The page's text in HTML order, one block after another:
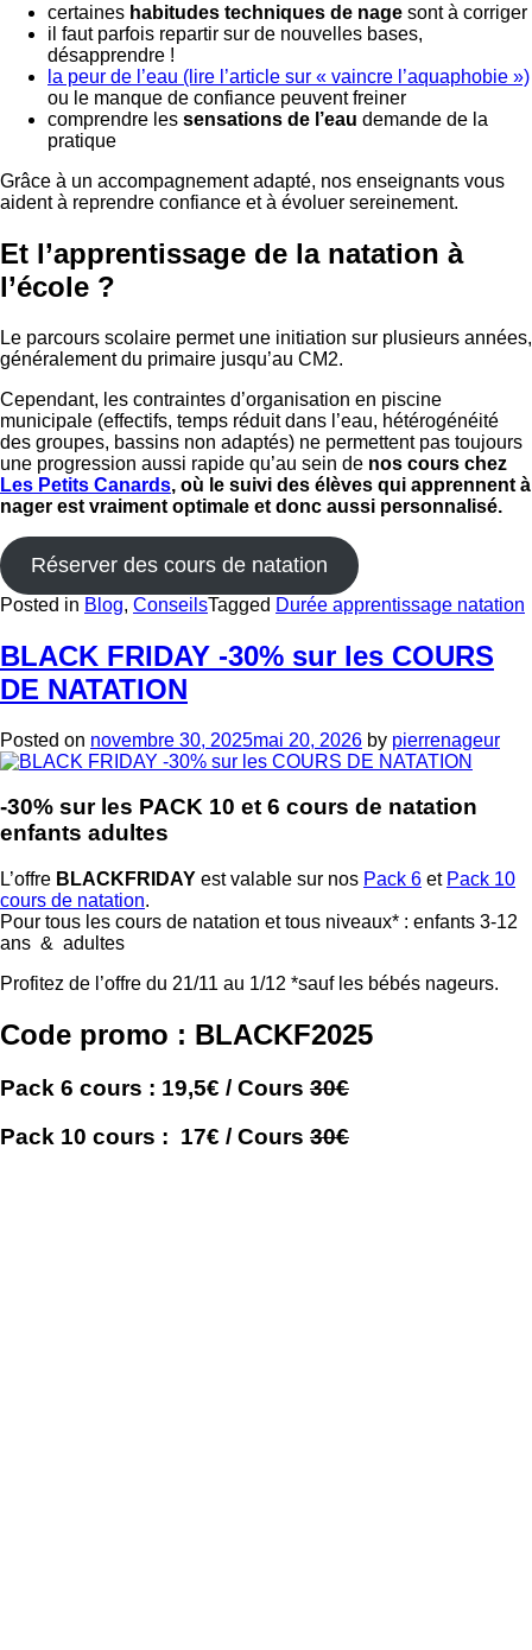
certaines habitudes techniques de nage sont à corriger
il faut parfois repartir sur de nouvelles bases,
désapprendre !
la peur de l’eau (lire l’article sur « vaincre l’aquaphobie »)
ou le manque de confiance peuvent freiner
comprendre les sensations de l’eau demande de la
pratique
Grâce à un accompagnement adapté, nos enseignants vous
aident à reprendre confiance et à évoluer sereinement.
Et l’apprentissage de la natation à
l’école ?
Le parcours scolaire permet une initiation sur plusieurs années,
généralement du primaire jusqu’au CM2.
Cependant, les contraintes d’organisation en piscine
municipale (effectifs, temps réduit dans l’eau, hétérogénéité
des groupes, bassins non adaptés) ne permettent pas toujours
une progression aussi rapide qu’au sein de nos cours chez
Les Petits Canards, où le suivi des élèves qui apprennent à
nager est vraiment optimale et donc aussi personnalisé.
Réserver des cours de natation
Posted in Blog, ConseilsTagged Durée apprentissage natation
BLACK FRIDAY -30% sur les COURS
DE NATATION
Posted on novembre 30, 2025mai 20, 2026 by pierrenageur
-30% sur les PACK 10 et 6 cours de natation
enfants adultes
L’offre BLACKFRIDAY est valable sur nos Pack 6 et Pack 10
cours de natation.
Pour tous les cours de natation et tous niveaux* : enfants 3-12
ans & adultes
Profitez de l’offre du 21/11 au 1/12 *sauf les bébés nageurs.
Code promo : BLACKF2025
Pack 6 cours : 19,5€ / Cours 30€
Pack 10 cours : 17€ / Cours 30€